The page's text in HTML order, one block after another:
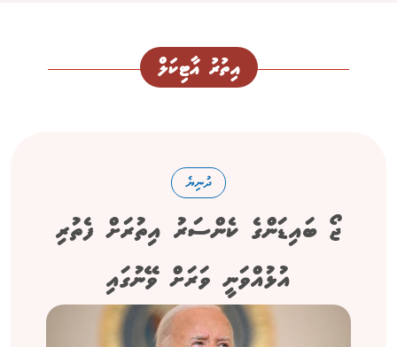
އިތުރު އާޓިކަލް
ދުނިޔެ
ޖޯ ބައިޑަންގެ ކެންސަރު އިތުރަށް ފެތުރި
އުޅުއްވަނީ ވަރަށް ވޭނުގައި